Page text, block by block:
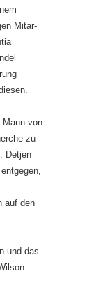
Mitar­
Mann von
zu
Detjen
auf den
und das